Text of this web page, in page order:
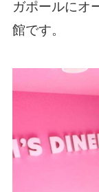
ガポールにオ
館です。